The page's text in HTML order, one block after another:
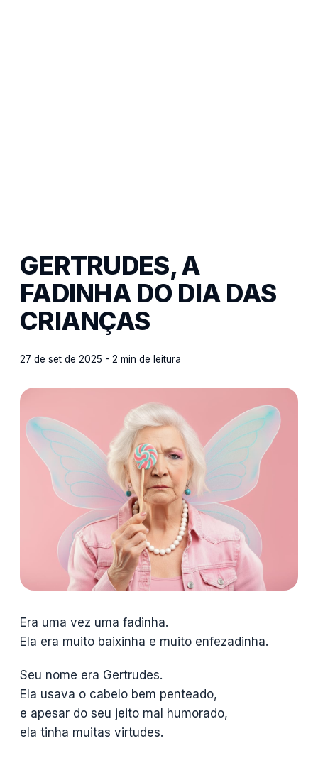
GERTRUDES, A
FADINHA DO DIA DAS
CRIANÇAS
27 de set de 2025 - 2 min de leitura
Era uma vez uma fadinha.
Ela era muito baixinha e muito enfezadinha.
Seu nome era Gertrudes.
Ela usava o cabelo bem penteado,
e apesar do seu jeito mal humorado,
ela tinha muitas virtudes.